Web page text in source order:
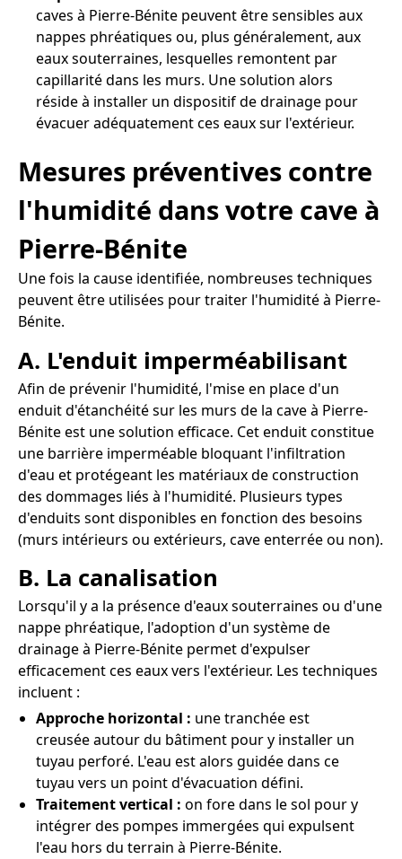
caves à Pierre-Bénite peuvent être sensibles aux
nappes phréatiques ou, plus généralement, aux
eaux souterraines, lesquelles remontent par
capillarité dans les murs. Une solution alors
réside à installer un dispositif de drainage pour
évacuer adéquatement ces eaux sur l'extérieur.
Mesures préventives contre
l'humidité dans votre cave à
Pierre-Bénite
Une fois la cause identifiée, nombreuses techniques
peuvent être utilisées pour traiter l'humidité à Pierre-
Bénite.
A. L'enduit imperméabilisant
Afin de prévenir l'humidité, l'mise en place d'un
enduit d'étanchéité sur les murs de la cave à Pierre-
Bénite est une solution efficace. Cet enduit constitue
une barrière imperméable bloquant l'infiltration
d'eau et protégeant les matériaux de construction
des dommages liés à l'humidité. Plusieurs types
d'enduits sont disponibles en fonction des besoins
(murs intérieurs ou extérieurs, cave enterrée ou non).
B. La canalisation
Lorsqu'il y a la présence d'eaux souterraines ou d'une
nappe phréatique, l'adoption d'un système de
drainage à Pierre-Bénite permet d'expulser
efficacement ces eaux vers l'extérieur. Les techniques
incluent :
Approche horizontal : une tranchée est
creusée autour du bâtiment pour y installer un
tuyau perforé. L'eau est alors guidée dans ce
tuyau vers un point d'évacuation défini.
Traitement vertical : on fore dans le sol pour y
intégrer des pompes immergées qui expulsent
l'eau hors du terrain à Pierre-Bénite.